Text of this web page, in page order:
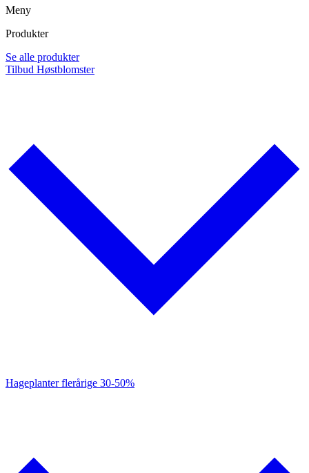
Meny
Produkter
Se alle produkter
Tilbud Høstblomster
Hageplanter flerårige 30-50%